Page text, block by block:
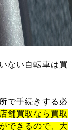
ない自転車は買
で手続きする必
舗買取なら買取
できるので、大